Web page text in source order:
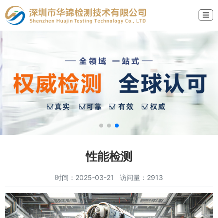
☰
性能检测
时间：2025-03-21 访问量：2913